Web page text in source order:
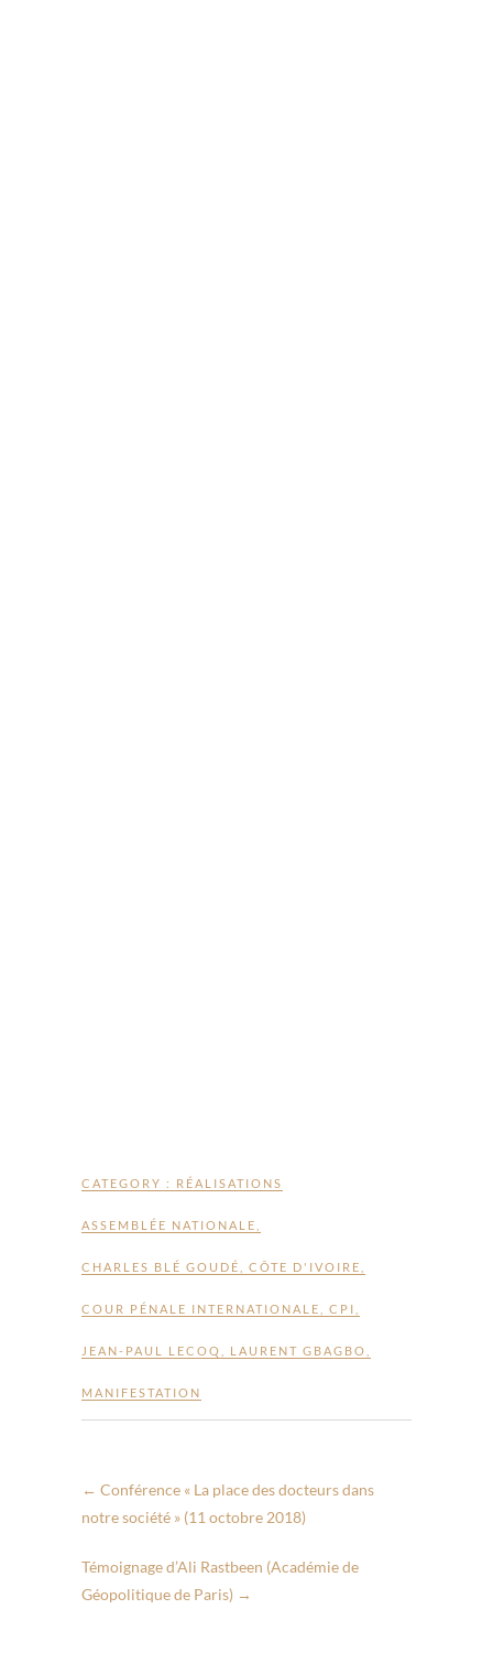
CATEGORY : RÉALISATIONS
ASSEMBLÉE NATIONALE
CHARLES BLÉ GOUDÉ CÔTE D'IVOIRE
COUR PÉNALE INTERNATIONALE CPI
JEAN-PAUL LECOQ LAURENT GBAGBO
MANIFESTATION
← Conférence « La place des docteurs dans
notre société » (11 octobre 2018)
Témoignage d’Ali Rastbeen (Académie de
Géopolitique de Paris) →